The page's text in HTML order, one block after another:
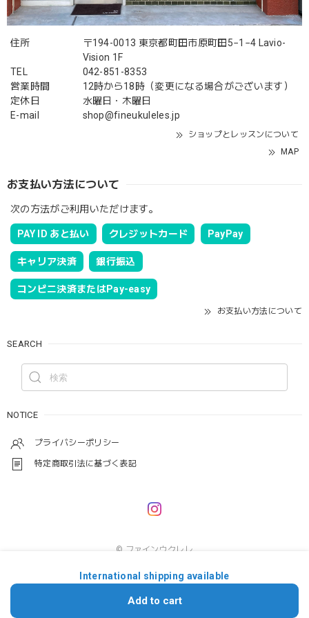
住所
〒194-0013 東京都町田市原町田5−1−4 Lavio-
Vision 1F
TEL
042-851-8353
営業時間
12時から18時（変更になる場合がございます）
定休日
水曜日・木曜日
E-mail
shop@fineukuleles.jp
ショップとレッスンについて
MAP
お支払い方法について
次の方法がご利用いただけます。
PAY ID あと払い クレジットカード PayPay
キャリア決済 銀行振込
コンビニ決済またはPay-easy
お支払い方法について
SEARCH
NOTICE
プライバシーポリシー
特定商取引法に基づく表記
© ファインウクレレ
International shipping available
Add to cart
ショップに質問する